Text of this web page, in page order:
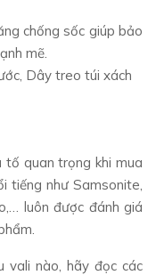
chống sốc giúp bảo
mẽ.
Dây treo túi xách
tố quan trọng khi mua
tiếng như Samsonite,
luôn được đánh giá
vali nào, hãy đọc các